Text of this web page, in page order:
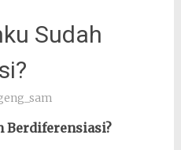
Sudah
Berdiferensiasi?